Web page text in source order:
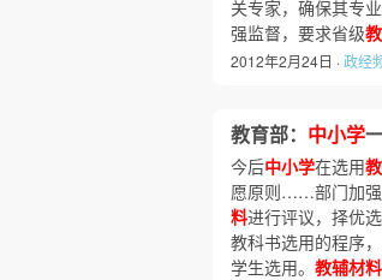
关专家，确保其专业
强监督，要求省级
2012年2月24日 ·政经
教育部： 中小学
今后中小学在选用
愿原则……部门加
料进行评议，择优
教科书选用的程序
学生选用。 教辅材料